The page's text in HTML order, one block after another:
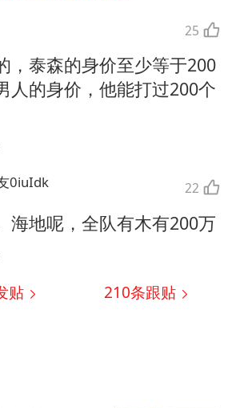
25
，泰森的身价至少等于200
人的身价，他能打过200个
0iuIdk 22
海地呢，全队有木有200万
贴 210条跟贴